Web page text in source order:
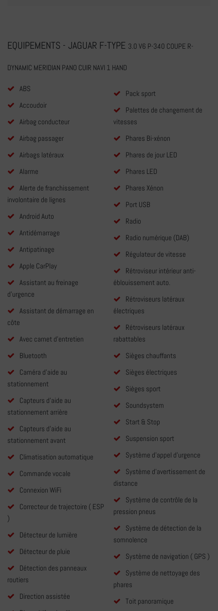
EQUIPEMENTS - JAGUAR F-TYPE 3.0 V6 P-340 COUPE R-
DYNAMIC MERIDIAN PANO CUIR NAVI 1 HAND
ABS
Accoudoir
Airbag conducteur
Airbag passager
Airbags latéraux
Alarme
Alerte de franchissement
involontaire de lignes
Android Auto
Antidémarrage
Antipatinage
Apple CarPlay
Assistant au freinage
d'urgence
Assistant de démarrage en
côte
Avec carnet d'entretien
Bluetooth
Caméra d'aide au
stationnement
Capteurs d'aide au
stationnement arrière
Capteurs d'aide au
stationnement avant
Climatisation automatique
Commande vocale
Connexion WiFi
Correcteur de trajectoire ( ESP
)
Détecteur de lumière
Détecteur de pluie
Détection des panneaux
routiers
Direction assistée
Pack sport
Palettes de changement de
vitesses
Phares Bi-xénon
Phares de jour LED
Phares LED
Phares Xénon
Port USB
Radio
Radio numérique (DAB)
Régulateur de vitesse
Rétroviseur intérieur anti-
éblouissement auto.
Rétroviseurs latéraux
électriques
Rétroviseurs latéraux
rabattables
Sièges chauffants
Sièges électriques
Sièges sport
Soundsystem
Start & Stop
Suspension sport
Système d'appel d'urgence
Système d'avertissement de
distance
Système de contrôle de la
pression pneus
Système de détection de la
somnolence
Système de navigation ( GPS )
Système de nettoyage des
phares
Toit panoramique